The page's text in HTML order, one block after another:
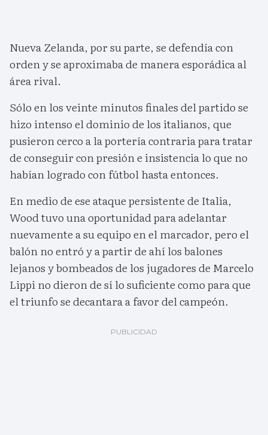
Nueva Zelanda, por su parte, se defendía con
orden y se aproximaba de manera esporádica al
área rival.
Sólo en los veinte minutos finales del partido se
hizo intenso el dominio de los italianos, que
pusieron cerco a la portería contraria para tratar
de conseguir con presión e insistencia lo que no
habían logrado con fútbol hasta entonces.
En medio de ese ataque persistente de Italia,
Wood tuvo una oportunidad para adelantar
nuevamente a su equipo en el marcador, pero el
balón no entró y a partir de ahí los balones
lejanos y bombeados de los jugadores de Marcelo
Lippi no dieron de sí lo suficiente como para que
el triunfo se decantara a favor del campeón.